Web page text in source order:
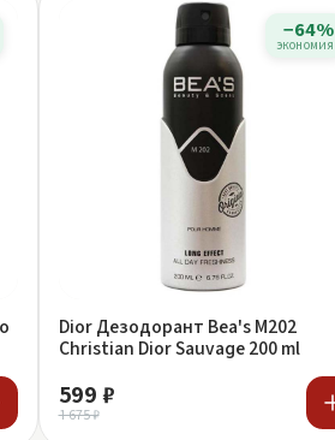
−64%
экономия
Dior Дезодорант Bea's M202
Christian Dior Sauvage 200 ml
599 ₽
1 675 ₽